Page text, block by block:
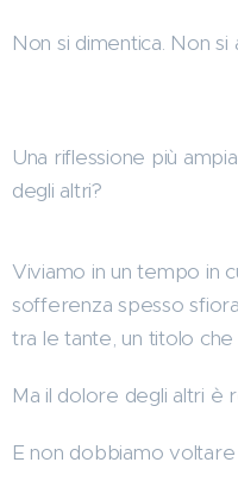
Non si dimentica. Non si
Una riflessione più
degli altri?
Viviamo in un tempo in
sofferenza spesso
tra le tante, un titolo che
Ma il dolore degli altri è
E non dobbiamo voltare